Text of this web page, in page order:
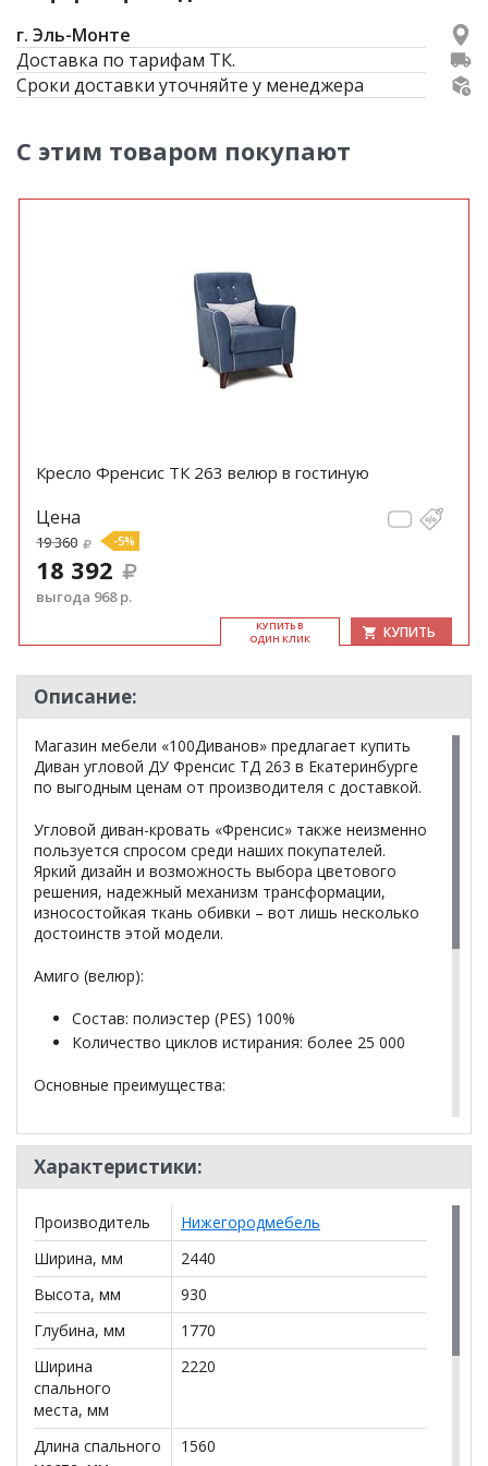
г. Эль-Монте
Доставка по тарифам ТК.
Сроки доставки уточняйте у менеджера
С этим товаром покупают
Кресло Френсис ТК 263 велюр в гостиную
Цена
19 360 -5%
18 392
выгода 968 р.
КУ­ПИТЬ В
ОДИН КЛИК
КУПИТЬ
Описание:
Магазин мебели «100Диванов» предлагает купить
Диван угловой ДУ Френсис ТД 263 в Екатеринбурге
по выгодным ценам от производителя с доставкой.
Угловой диван-кровать «Френсис» также неизменно
пользуется спросом среди наших покупателей.
Яркий дизайн и возможность выбора цветового
решения, надежный механизм трансформации,
износостойкая ткань обивки – вот лишь несколько
достоинств этой модели.
Амиго (велюр):
Состав: полиэстер (PES) 100%
Количество циклов истирания: более 25 000
Основные преимущества:
хорошо держит форму
практичен в эксплуатации
*Дополнительную информацию о том, как купить
Диван угловой ДУ Френсис ТД 263
нашего менеджера по телефону+79292022735.
**Цены на официальном сайте
действительны только для интернет-магазинаи
могут отличаться от цен в розничных магазинах-
салонах сети!
Характеристики:
Производитель
Нижегородмебель
Ширина, мм
2440
Высота, мм
930
Глубина, мм
1770
Ширина
спального
места, мм
2220
Длина спального
1560